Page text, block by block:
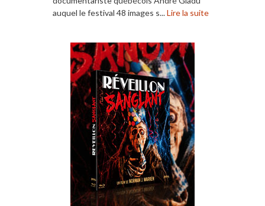
auquel le festival 48 images s...Lire la suite